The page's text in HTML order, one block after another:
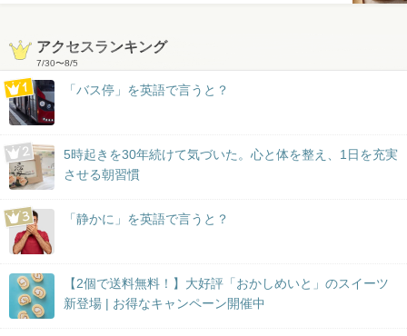
アクセスランキング
7/30〜8/5
「バス停」を英語で言うと？
5時起きを30年続けて気づいた。心と体を整え、1日を充実
させる朝習慣
「静かに」を英語で言うと？
【2個で送料無料！】大好評「おかしめいと」のスイーツ
新登場 | お得なキャンペーン開催中